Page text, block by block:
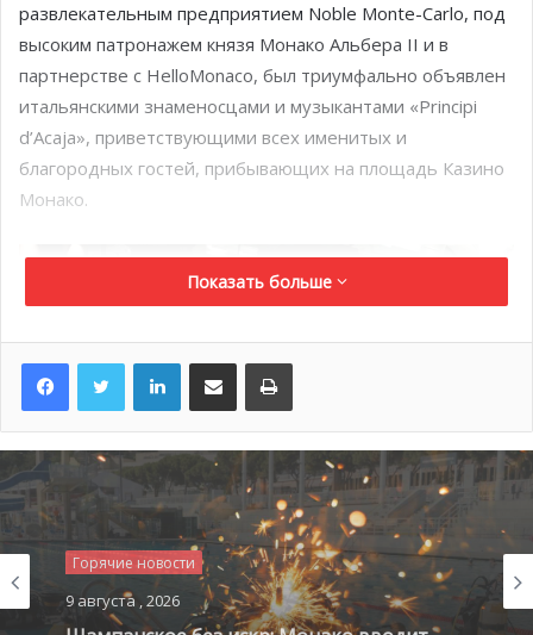
развлекательным предприятием Noble Monte-Carlo, под
высоким патронажем князя Монако Альбера II и в
партнерстве с HelloMonaco, был триумфально объявлен
итальянскими знаменосцами и музыкантами «Principi
d’Acaja», приветствующими всех именитых и
благородных гостей, прибывающих на площадь Казино
Монако.
Видеоплеер
Показать больше
LinkedInПоделиться по электронной почте Распечатать
Горячие новости
9 августа , 2026
Горячие новости
9 августа , 2026